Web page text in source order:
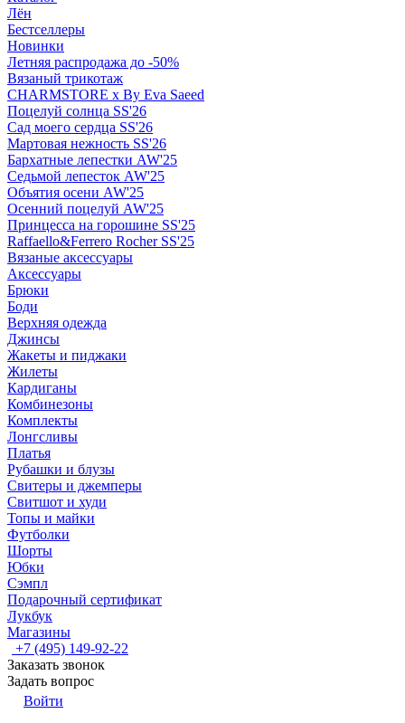
Лён
Бестселлеры
Новинки
Летняя распродажа до -50%
Вязаный трикотаж
CHARMSTORE х By Eva Saeed
Поцелуй солнца SS'26
Сад моего сердца SS'26
Мартовая нежность SS'26
Бархатные лепестки AW'25
Седьмой лепесток AW'25
Объятия осени AW'25
Осенний поцелуй AW'25
Принцесса на горошине SS'25
Raffaello&Ferrero Rocher SS'25
Вязаные аксессуары
Аксессуары
Брюки
Боди
Верхняя одежда
Джинсы
Жакеты и пиджаки
Жилеты
Кардиганы
Комбинезоны
Комплекты
Лонгсливы
Платья
Рубашки и блузы
Свитеры и джемперы
Свитшот и худи
Топы и майки
Футболки
Шорты
Юбки
Сэмпл
Подарочный сертификат
Лукбук
Магазины
+7 (495) 149-92-22
Заказать звонок
Задать вопрос
Войти